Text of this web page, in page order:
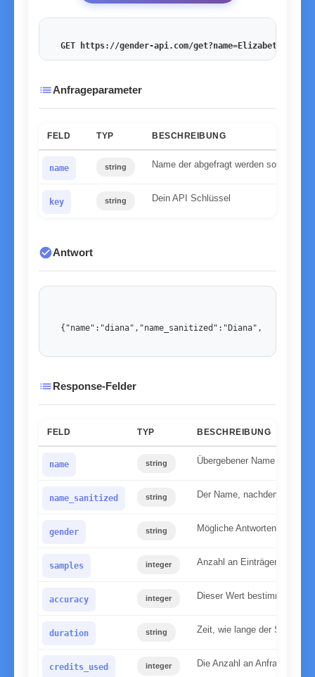
GET https://gender-api.com/get?name=Elizabeth
listAnfrageparameter
FELD TYP BESCHREIBUNG
name string Name der abgefragt werden soll
key string Dein API Schlüssel
check_circleAntwort
listResponse-Felder
FELD TYP BESCHREIBUNG
name string Übergebener Name in
name_sanitized string Der Name, nachdem wir ihn
gender string Mögliche Antworten: male,
samples integer Anzahl an Einträgen die auf
accuracy integer Dieser Wert bestimmt, wie
duration string Zeit, wie lange der Server
credits_used integer Die Anzahl an Anfragen, die